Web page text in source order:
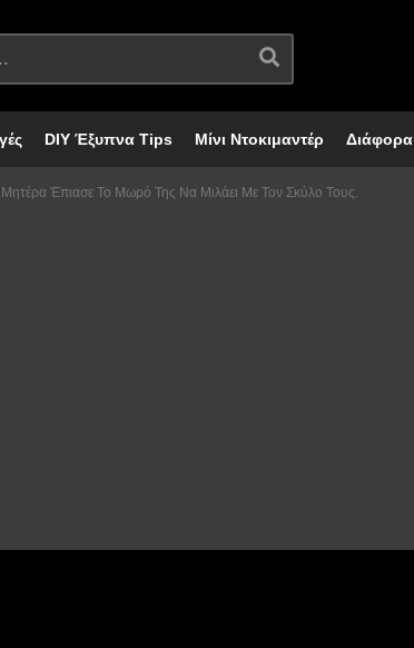
DIY Έξυπνα Tips Μίνι Ντοκιμαντέρ Διάφορα
Έπιασε Το Μωρό Της Να Μιλάει Με Τον Σκύλο Τους.